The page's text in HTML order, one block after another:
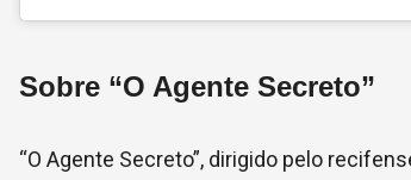
Sobre “O Agente Secreto”
“O Agente Secreto”, dirigido pelo